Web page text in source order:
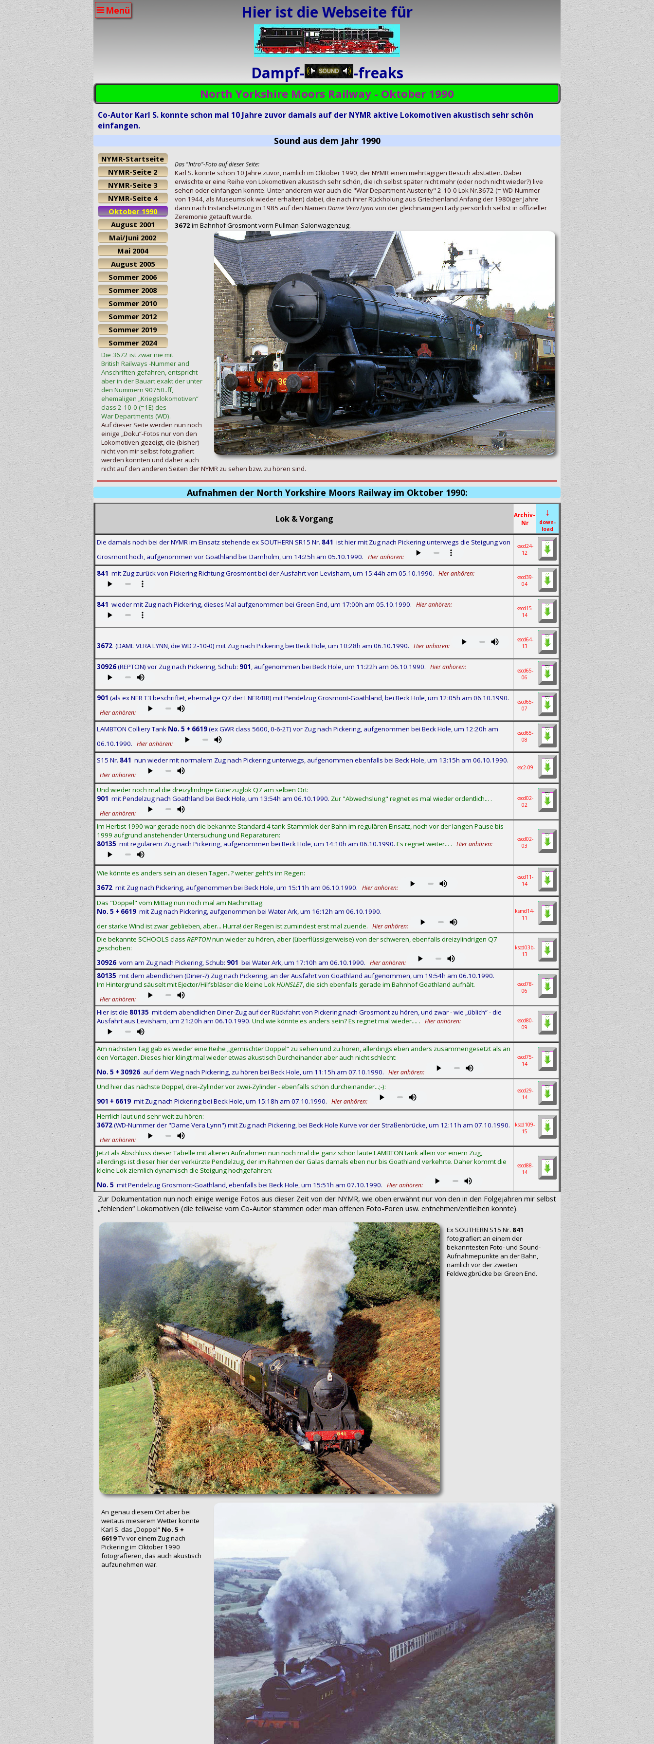
Menü Hier ist die Webseite für
Dampf- -freaks
North Yorkshire Moors Railway - Oktober 1990
Co-Autor Karl S. konnte schon mal 10 Jahre zuvor damals auf der NYMR aktive Lokomotiven akustisch sehr schön
einfangen.
Sound aus dem Jahr 1990
NYMR-Startseite
NYMR-Seite 2
NYMR-Seite 3
NYMR-Seite 4
Oktober 1990
August 2001
Mai/Juni 2002
Mai 2004
August 2005
Sommer 2006
Sommer 2008
Sommer 2010
Sommer 2012
Sommer 2019
Sommer 2024
Das "Intro"-Foto auf dieser Seite:
Karl S. konnte schon 10 Jahre zuvor, nämlich im Oktober 1990, der NYMR einen mehrtägigen Besuch abstatten. Dabei
erwischte er eine Reihe von Lokomotiven akustisch sehr schön, die ich selbst später nicht mehr (oder noch nicht wieder?) live
sehen oder einfangen konnte. Unter anderem war auch die "War Department Austerity" 2‑10‑0 Lok Nr.3672 (= WD-Nummer
von 1944, als Museumslok wieder erhalten) dabei, die nach ihrer Rückholung aus Griechenland Anfang der 1980iger Jahre
dann nach Instandsetzung in 1985 auf den Namen Dame Vera Lynn von der gleichnamigen Lady persönlich selbst in offizieller
Zeremonie getauft wurde.
3672im Bahnhof Grosmont vorm Pullman-Salonwagenzug.
Die 3672 ist zwar nie mit
British Railways -Nummer and
Anschriften gefahren, entspricht
aber in der Bauart exakt der unter
den Nummern 90750..ff,
ehemaligen „Kriegslokomotiven“
class 2‑10‑0 (=1E) des
War Departments (WD).
Auf dieser Seite werden nun noch
einige „Doku“-Fotos nur von den
Lokomotiven gezeigt, die (bisher)
nicht von mir selbst fotografiert
werden konnten und daher auch
nicht auf den anderen Seiten der NYMR zu sehen bzw. zu hören sind.
Aufnahmen der North Yorkshire Moors Railway im Oktober 1990:
Lok & Vorgang
Archiv-
Nr
↓
down-
load
Die damals noch bei der NYMR im Einsatz stehende ex SOUTHERN SR15 Nr. 841 ist hier mit Zug nach Pickering unterwegs die Steigung von
Grosmont hoch, aufgenommen vor Goathland bei Darnholm, um 14:25h am 05.10.1990. Hier anhören:
kscd24-
12
841 mit Zug zurück von Pickering Richtung Grosmont bei der Ausfahrt von Levisham, um 15:44h am 05.10.1990. Hier anhören:
kscd39-
04
841 wieder mit Zug nach Pickering, dieses Mal aufgenommen bei Green End, um 17:00h am 05.10.1990. Hier anhören:
kscd15-
14
3672 (DAME VERA LYNN, die WD 2‑10‑0) mit Zug nach Pickering bei Beck Hole, um 10:28h am 06.10.1990. Hier anhören:
kscd64-
13
30926(REPTON) vor Zug nach Pickering, Schub: 901, aufgenommen bei Beck Hole, um 11:22h am 06.10.1990. Hier anhören:
kscd65-
06
901 (als ex NER T3 beschriftet, ehemalige Q7 der LNER/BR) mit Pendelzug Grosmont-Goathland, bei Beck Hole, um 12:05h am 06.10.1990.
Hier anhören:
kscd65-
07
LAMBTON Colliery Tank No. 5 + 6619(ex GWR class 5600, 0-6-2T) vor Zug nach Pickering, aufgenommen bei Beck Hole, um 12:20h am
06.10.1990. Hier anhören:
kscd65-
08
S15 Nr. 841 nun wieder mit normalem Zug nach Pickering unterwegs, aufgenommen ebenfalls bei Beck Hole, um 13:15h am 06.10.1990.
Hier anhören:
ksc2-09
Und wieder noch mal die dreizylindrige Güterzuglok Q7 am selben Ort:
901 mit Pendelzug nach Goathland bei Beck Hole, um 13:54h am 06.10.1990. Zur "Abwechslung" regnet es mal wieder ordentlich... .
Hier anhören:
kscd02-
02
Im Herbst 1990 war gerade noch die bekannte Standard 4 tank-Stammlok der Bahn im regulären Einsatz, noch vor der langen Pause bis
1999 aufgrund anstehender Untersuchung und Reparaturen:
80135 mit regulärem Zug nach Pickering, aufgenommen bei Beck Hole, um 14:10h am 06.10.1990. Es regnet weiter... . Hier anhören:
kscd02-
03
Wie könnte es anders sein an diesen Tagen..? weiter geht's im Regen:
3672 mit Zug nach Pickering, aufgenommen bei Beck Hole, um 15:11h am 06.10.1990. Hier anhören:
kscd11-
14
Das "Doppel" vom Mittag nun noch mal am Nachmittag:
No. 5 + 6619 mit Zug nach Pickering, aufgenommen bei Water Ark, um 16:12h am 06.10.1990.
der starke Wind ist zwar geblieben, aber... Hurra! der Regen ist zumindest erst mal zuende. Hier anhören:
ksmd14-
11
Die bekannte SCHOOLS class REPTONnun wieder zu hören, aber (überflüssigerweise) von der schweren, ebenfalls dreizylindrigen Q7
geschoben:
30926 vorn am Zug nach Pickering, Schub: 901 bei Water Ark, um 17:10h am 06.10.1990. Hier anhören:
kscd03b-
13
80135 mit dem abendlichen (Diner-?) Zug nach Pickering, an der Ausfahrt von Goathland aufgenommen, um 19:54h am 06.10.1990.
Im Hintergrund säuselt mit Ejector/Hilfsbläser die kleine LokHUNSLET, die sich ebenfalls gerade im Bahnhof Goathland aufhält.
Hier anhören:
kscd78-
06
Hier ist die 80135 mit dem abendlichen Diner-Zug auf der Rückfahrt von Pickering nach Grosmont zu hören, und zwar - wie „üblich“ - die
Ausfahrt aus Levisham, um 21:20h am 06.10.1990. Und wie könnte es anders sein? Es regnet mal wieder.... . Hier anhören:
kscd80-
09
Am nächsten Tag gab es wieder eine Reihe „gemischter Doppel“ zu sehen und zu hören, allerdings eben anders zusammengesetzt als an
den Vortagen. Dieses hier klingt mal wieder etwas akustisch Durcheinander aber auch nicht schlecht:
No. 5 + 30926 auf dem Weg nach Pickering, zu hören bei Beck Hole, um 11:15h am 07.10.1990. Hier anhören:
kscd75-
14
Und hier das nächste Doppel, drei-Zylinder vor zwei-Zylinder - ebenfalls schön durcheinander...;-):
901 + 6619 mit Zug nach Pickering bei Beck Hole, um 15:18h am 07.10.1990. Hier anhören:
kscd29-
14
Herrlich laut und sehr weit zu hören:
3672(WD-Nummer der "Dame Vera Lynn") mit Zug nach Pickering, bei Beck Hole Kurve vor der Straßenbrücke, um 12:11h am 07.10.1990.
Hier anhören:
kscd109-
15
Jetzt als Abschluss dieser Tabelle mit älteren Aufnahmen nun noch mal die ganz schön laute LAMBTON tank allein vor einem Zug,
allerdings ist dieser hier der verkürzte Pendelzug, der im Rahmen der Galas damals eben nur bis Goathland verkehrte. Daher kommt die
kleine Lok ziemlich dynamisch die Steigung hochgefahren:
No. 5 mit Pendelzug Grosmont-Goathland, ebenfalls bei Beck Hole, um 15:51h am 07.10.1990. Hier anhören:
kscd88-
14
Zur Dokumentation nun noch einige wenige Fotos aus dieser Zeit von der NYMR, wie oben erwähnt nur von den in den Folgejahren mir selbst
„fehlenden“ Lokomotiven (die teilweise vom Co-Autor stammen oder man offenen Foto-Foren usw. entnehmen/entleihen konnte).
Ex SOUTHERN S15 Nr. 841
fotografiert an einem der
bekanntesten Foto- und Sound-
Aufnahmepunkte an der Bahn,
nämlich vor der zweiten
Feldwegbrücke bei Green End.
An genau diesem Ort aber bei
weitaus mieserem Wetter konnte
Karl S. das „Doppel“ No. 5 +
6619Tv vor einem Zug nach
Pickering im Oktober 1990
fotografieren, das auch akustisch
aufzunehmen war.